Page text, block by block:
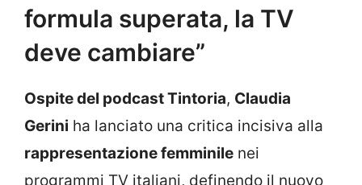
formula superata, la TV
deve cambiare”
Ospite del podcast Tintoria, Claudia
Gerini ha lanciato una critica incisiva alla
rappresentazione femminile nei
programmi TV italiani, definendo il nuovo